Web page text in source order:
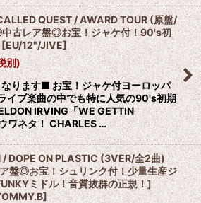
QUEST / AWARD TOUR (原盤/
古レア盤◎お宝！ジャケ付！90's初
[EU/12"/JIVE]
別)
ります■ お宝！ジャケ付ヨーロッパ
イブ楽曲の中でも特に人気の90's初期
IRVING「WE GETTIN
ワネタ！ CHARLES …
/ DOPE ON PLASTIC (3VER/全2曲)
盤◎お宝！シュリンク付！少量生産ジ
ミドル！音質抜群の正規！]
]